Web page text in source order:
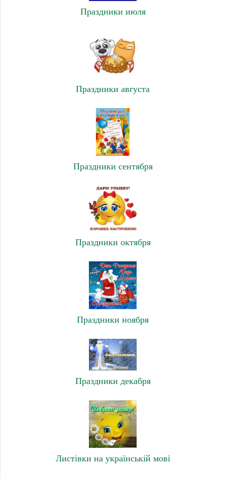
Праздники июля
Праздники августа
Праздники сентября
Праздники октября
Праздники ноября
Праздники декабря
Листівки на українській мові